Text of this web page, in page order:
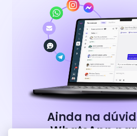
Ainda na
WhatsApp